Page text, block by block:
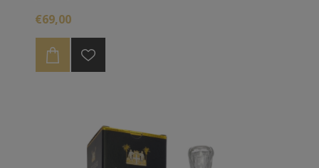
reste dans la veine de ce que propose habituellement
aromatique grâce à des notes épicées très
prononcées et un de légères notes fumées.
€69,00